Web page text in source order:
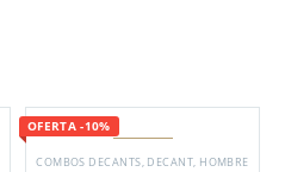
OFERTA -10%
COMBOS DECANTS, DECANT, HOMBRE